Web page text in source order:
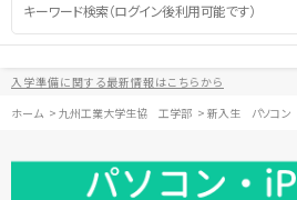
入学準備に関する最新情報はこちらから
ホーム > 九州工業大学生協 工学部 > 新入生 パソコン